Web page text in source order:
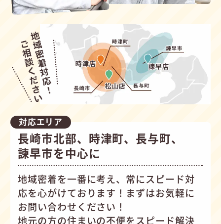
対応エリア
長崎市北部、時津町、長与町、
諫早市を中心に
地域密着を一番に考え、常にスピード対
応を心がけております！まずはお気軽に
お問い合わせください！
地元の方の住まいの不便をスピード解決